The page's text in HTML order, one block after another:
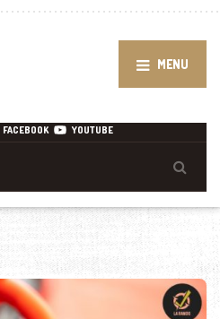
MENU
FACEBOOK YOUTUBE